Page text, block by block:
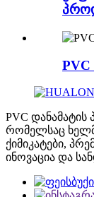
PVC
რომელსაც
ქიმიკატები,
ინოვაცია და